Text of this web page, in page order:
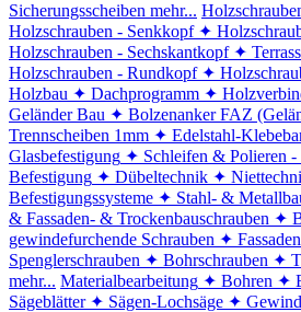
Sicherungsscheiben mehr...
Holzschrauben - Senkkopf ✦
Holzschrauben - Sechskantkopf ✦
Holzschrauben - Rundkopf ✦
Holzbau ✦ Dachprogramm ✦
Geländer Bau ✦ Bolzenanker FAZ
Trennscheiben 1mm ✦ Edelstahl-
Glasbefestigung ✦ Schleifen & Polieren -
Befestigung ✦ Dübeltechnik ✦
Befestigungssysteme ✦ Stahl- &
& Fassaden- & Trockenbauschrauben ✦
gewindefurchende Schrauben ✦
Spenglerschrauben ✦ Bohrschrauben ✦
mehr... Materialbearbeitung ✦ Bohren ✦
Sägeblätter ✦ Sägen-Lochsäge ✦